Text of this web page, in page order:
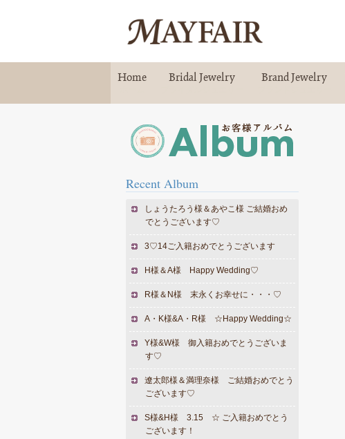
Home Bridal Jewelry Brand Jewelry
Recent Album
しょうたろう様＆あやこ様 ご結婚おめ
でとうございます♡
3♡14ご入籍おめでとうございます
H様＆A様 Happy Wedding♡
R様＆N様 末永くお幸せに・・・♡
A・K様&A・R様 ☆Happy Wedding☆
Y様&W様 御入籍おめでとうございま
す♡
遼太郎様＆満理奈様 ご結婚おめでとう
ございます♡
S様&H様 3.15 ☆ ご入籍おめでとう
ございます！